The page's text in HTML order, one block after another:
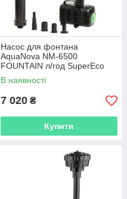
Насос для фонтана
AquaNova NM-6500
FOUNTAIN л/год SuperEco
В наявності
7 020 ₴
Купити